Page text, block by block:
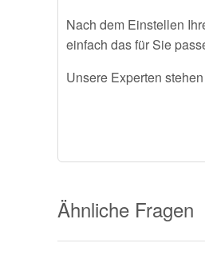
Nach dem Einstellen
einfach das für Sie
Unsere Experten
Ähnliche Fragen